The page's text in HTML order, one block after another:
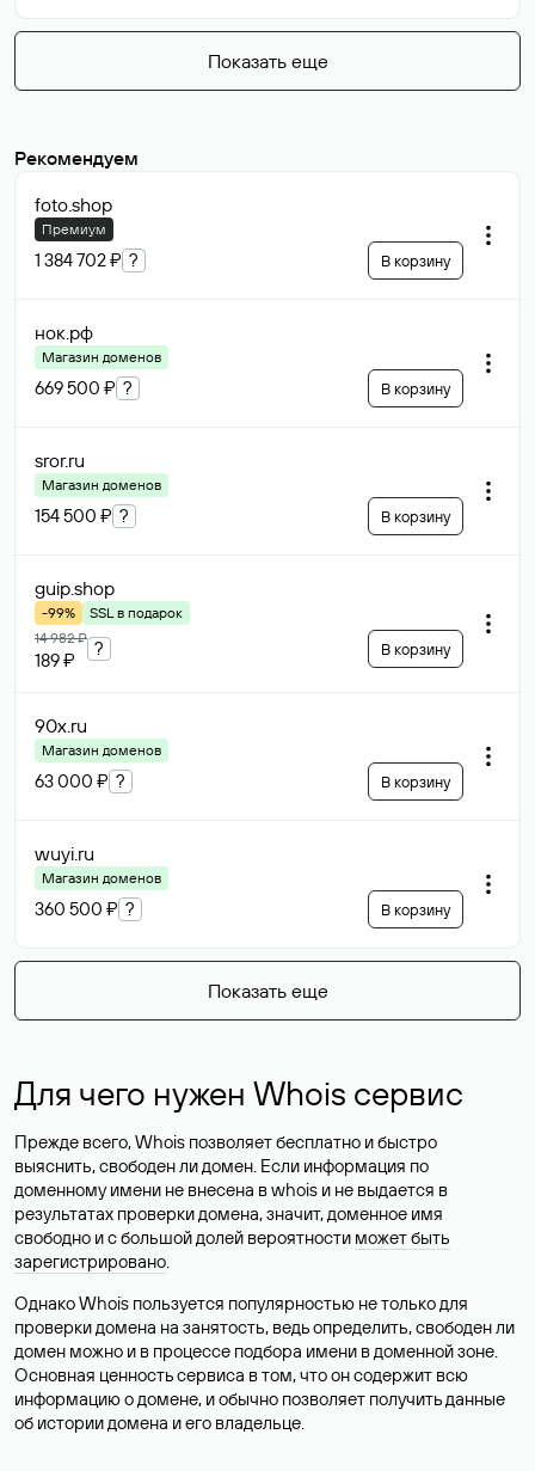
Показать еще
Рекомендуем
foto.shop
Премиум
1 384 702 ₽ ? В корзину
нок.рф
Магазин доменов
669 500 ₽ ? В корзину
sror.ru
Магазин доменов
154 500 ₽ ? В корзину
guip.shop
-99%
SSL в подарок
14 982 ₽
189 ₽
? В корзину
90x.ru
Магазин доменов
63 000 ₽ ? В корзину
wuyi.ru
Магазин доменов
360 500 ₽ ? В корзину
Показать еще
Для чего нужен Whois сервис
Прежде всего, Whois позволяет бесплатно и быстро
выяснить, свободен ли домен. Если информация по
доменному имени не внесена в whois и не выдается в
результатах проверки домена, значит, доменное имя
свободно и с большой долей вероятности может быть
зарегистрировано.
Однако Whois пользуется популярностью не только для
проверки домена на занятость, ведь определить, свободен ли
домен можно и в процессе подбора имени в доменной зоне.
Основная ценность сервиса в том, что он содержит всю
информацию о домене, и обычно позволяет получить данные
об истории домена и его владельце.